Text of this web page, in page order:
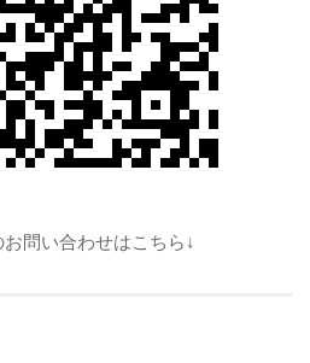
問い合わせはこちら↓